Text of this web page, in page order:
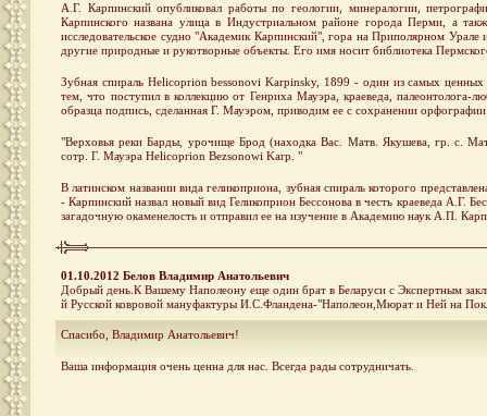
А.Г. Карпинский опубликовал работы по геологии, минералогии,
Карпинского названа улица в Индустриальном районе города Перми, а
исследовательское судно "Академик Карпинский", гора на Приполярном
другие природные и рукотворные объекты. Его имя носит библиотека
Зубная спираль Helicoprion bessonovi Karpinsky, 1899 - один из самых ценных
тем, что поступил в коллекцию от Генриха Мауэра, краеведа,
образца подпись, сделанная Г. Мауэром, приводим ее с сохранении
"Верховья реки Барды, урочище Брод (находка Вас. Матв. Якушева, гр. с.
сотр. Г. Мауэра Helicoprion Bezsonowi Karp. "
В латинском названии вида геликоприона, зубная спираль которого
- Карпинский назвал новый вид Геликоприон Бессонова в честь краеведа А.Г.
загадочную окаменелость и отправил ее на изучение в Академию наук А.П.
01.10.2012 Белов Владимир Анатольевич
Добрый день.К Вашему Наполеону еще один брат в Беларуси с Экспертным
й Русской ковровой мануфактуры И.С.Фландена-"Наполеон,Мюрат и Ней на
Спасибо, Владимир Анатольевич!
Ваша информация очень ценна для нас. Всегда рады сотрудничать.